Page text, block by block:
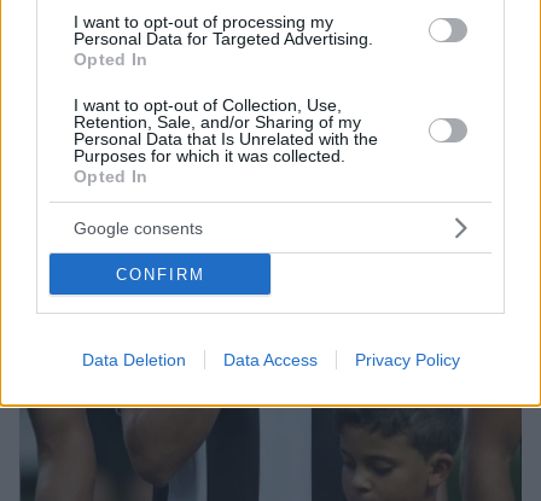
I want to opt-out of processing my
Personal Data for Targeted Advertising.
Opted In
I want to opt-out of Collection, Use,
Retention, Sale, and/or Sharing of my
Personal Data that Is Unrelated with the
Purposes for which it was collected.
Opted In
Google consents
CONFIRM
Data Deletion Data Access Privacy Policy